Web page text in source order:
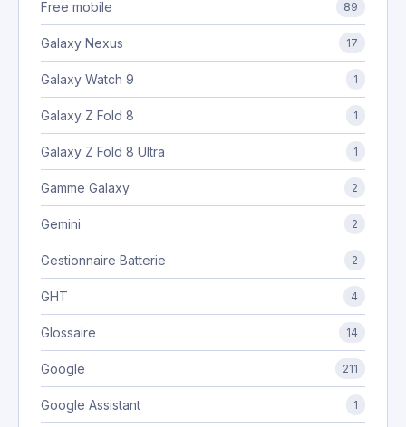
Free mobile 89
Galaxy Nexus 17
Galaxy Watch 9 1
Galaxy Z Fold 8 1
Galaxy Z Fold 8 Ultra 1
Gamme Galaxy 2
Gemini 2
Gestionnaire Batterie 2
GHT 4
Glossaire 14
Google 211
Google Assistant 1